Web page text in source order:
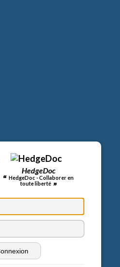
HedgeDoc
HedgeDoc - Collaborer en
toute liberté